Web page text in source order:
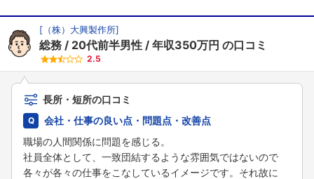
[ （株）大興製作所]
総務 20代前半男性 年収350万円 の口コミ
2.5
長所・短所の口コミ
会社・仕事の良い点・問題点・改善点
職場の人間関係に問題を感じる。
社員全体として、一致団結するような雰囲気ではないので
各々が各々の仕事をこなしているイメージです。それ故に